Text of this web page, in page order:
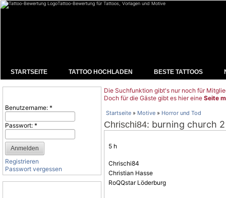
Tattoo-Bewertung für Tattoos, Vorlagen und Motive
STARTSEITE TATTOO HOCHLADEN BESTE TATTOOS
Benutzername: *
Passwort: *
Registrieren
Passwort vergessen
Die Suchfunktion gibt's nur noch für
Doch für die Gäste gibt es hier eine Seite
Startseite » Motive » Horror und Tod
Chrischi84: burning church 2
5 h
Chrischi84
Christian Hasse
RoQQstar Löderburg